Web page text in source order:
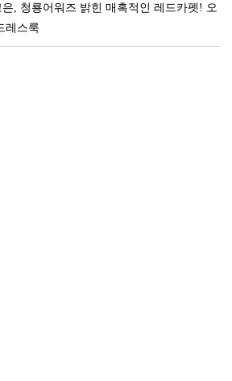
, 청룡어워즈 밝힌 매혹적인 레드카펫! 오
레스룩